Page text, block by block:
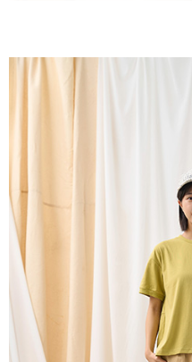
時審查核予不同之上限額度；若仍
請求用戶進行身份認證。
５．嚴禁一人註冊多個帳號或使用